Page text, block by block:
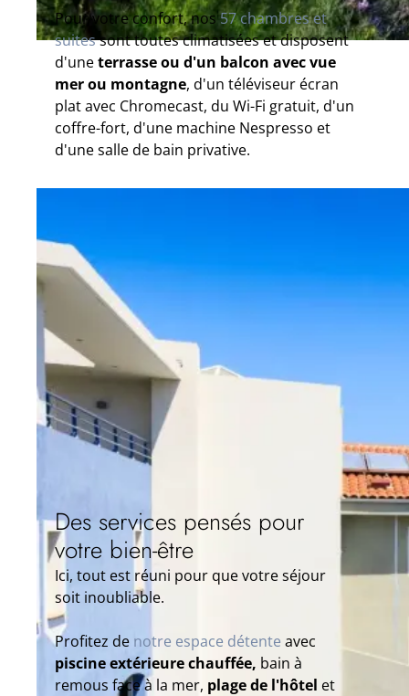
Pour votre confort, nos57 chambres et
suitessont toutes climatisées et disposent
d'uneterrasse ou d'un balcon avec vue
mer ou montagne, d'un téléviseur écran
plat avec Chromecast, du Wi-Fi gratuit, d'un
coffre-fort, d'une machine Nespresso et
d'une salle de bain privative.
Des services pensés pour
votre bien-être
Ici, tout est réuni pour que votre séjour
soit inoubliable.
Profitez de notre espace détente avec
piscine extérieure chauffée, bain à
remous face à la mer, plage de l'hôtel et